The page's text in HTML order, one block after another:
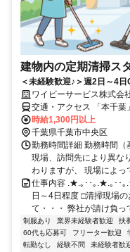
建物内の定期清掃ス
＜未経験歓迎♪＞週2日～4
ワイビーサービス株式会
交通・アクセス 「本千葉
時給1,300円以上
千葉県千葉市中央区
勤務時間詳細 勤務時間
現場、訪問先により異な
わりますが、 現場によ
仕事内容 .★.｡･･｡.★.｡･･
日～4日程度 □清掃現場
て・・・ 弊社が請け負っ
制服あり 業界未経験者歓迎 扶
60代も応募可
フリーター歓迎
転勤なし
経験不問 未経験者歓